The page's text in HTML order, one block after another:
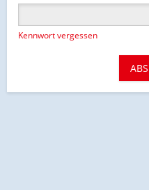
Kennwort vergessen